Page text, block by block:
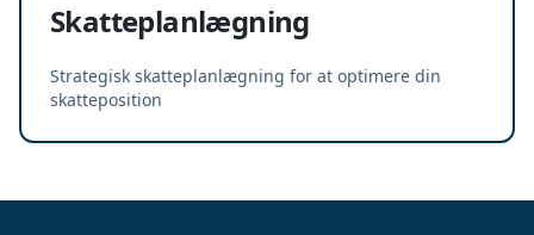
Skatteplanlægning
Strategisk skatteplanlægning for at optimere din
skatteposition